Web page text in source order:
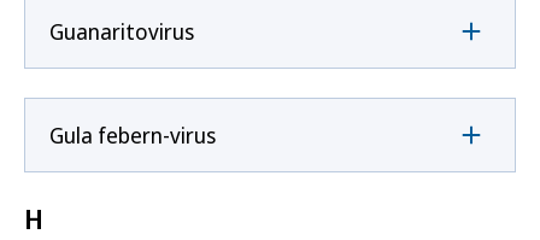
Guanaritovirus
Gula febern-virus
H